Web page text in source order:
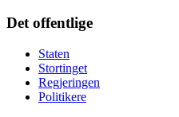
Det offentlige
Staten
Stortinget
Regjeringen
Politikere